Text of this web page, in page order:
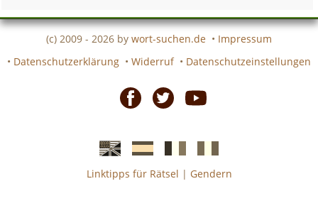
(c) 2009 - 2026 by wort-suchen.de • Impressum
• Datenschutzerklärung • Widerruf • Datenschutzeinstellungen
EnglischeSpanischefranzösicheitalienische
Linktipps für Rätsel | Gendern